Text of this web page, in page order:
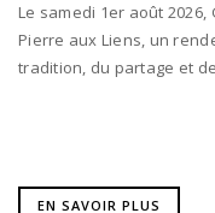
Le samedi 1er août
Pierre aux Liens, un
tradition, du partage et
EN SAVOIR PLUS